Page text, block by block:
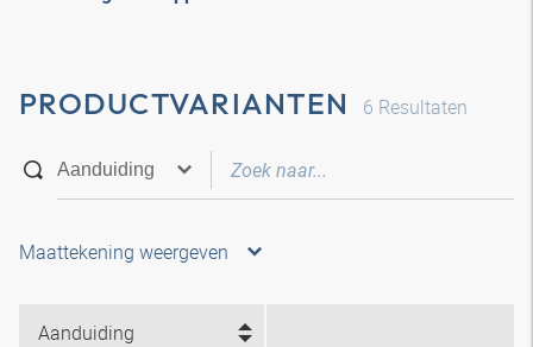
PRODUCTVARIANTEN 6 Resultaten
Maattekening weergeven
Aanduiding